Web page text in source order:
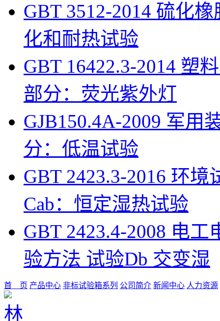
GBT 3512-2014 硫化
化和耐热试验
GBT 16422.3-2014 塑
部分：荧光紫外灯
GJB150.4A-2009 军用
分：低温试验
GBT 2423.3-2016 环
Cab：恒定湿热试验
GBT 2423.4-2008 电
验方法 试验Db 交变湿
首 页 产品中心 非标试验箱系列 公司简介 新闻中心 人力资源